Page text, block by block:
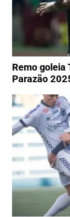
Remo goleia
Parazão